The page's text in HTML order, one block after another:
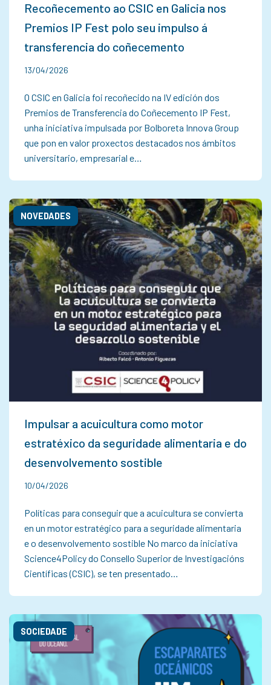
Recoñecemento ao CSIC en Galicia nos
Premios IP Fest polo seu impulso á
transferencia do coñecemento
13/04/2026
O CSIC en Galicia foi recoñecido na IV edición dos
Premios de Transferencia do Coñecemento IP Fest,
unha iniciativa impulsada por Bolboreta Innova Group
que pon en valor proxectos destacados nos ámbitos
universitario, empresarial e…
Impulsar a acuicultura como motor
estratéxico da seguridade alimentaria e do
desenvolvemento sostible
NOVEDADES
10/04/2026
Políticas para conseguir que a acuicultura se convierta
en un motor estratégico para a seguridade alimentaria
e o desenvolvemento sostible No marco da iniciativa
Science4Policy do Consello Superior de Investigacións
Científicas (CSIC), se ten presentado…
SOCIEDADE